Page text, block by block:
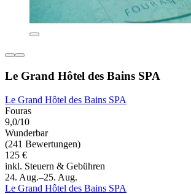
Le Grand Hôtel des Bains SPA
Le Grand Hôtel des Bains SPA
Fouras
9,0/10
Wunderbar
(241 Bewertungen)
125 €
inkl. Steuern & Gebühren
24. Aug.–25. Aug.
Le Grand Hôtel des Bains SPA